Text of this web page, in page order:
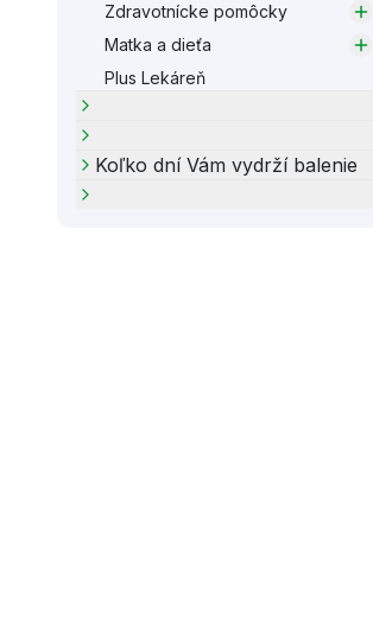
Zdravotnícke pomôcky
Matka a dieťa
Plus Lekáreň
Koľko dní Vám vydrží balenie